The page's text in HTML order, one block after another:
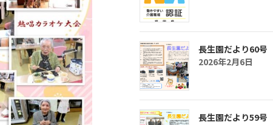
長生園だより60号
2026年2月6日
長生園だより59号